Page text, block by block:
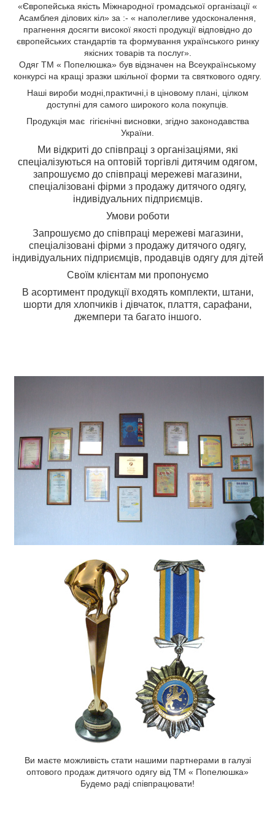
«Європейська якість Міжнародної громадської організації «
Асамблея ділових кіл» за :- « наполегливе удосконалення,
прагнення досягти високої якості продукції відповідно до
європейських стандартів та формування українського ринку
якісних товарів та послуг».
Одяг ТМ « Попелюшка» був відзначен на Всеукраїнському
конкурсі на кращі зразки шкільної форми та святкового одягу.
Наші вироби модні, практичні, ів ціновому плані, цілком
доступні для самого широкого кола покупців.
Продукція має гігієнічні висновки, згідно законодавства
України.
Ми відкриті до співпраці з організаціями, які
спеціалізуються на оптовій торгівлі дитячим одягом,
запрошуємо до співпраці мережеві магазини,
спеціалізовані фірми з продажу дитячого одягу,
індивідуальних підприємців.
Умови роботи
Запрошуємо до співпраці мережеві магазини,
спеціалізовані фірми з продажу дитячого одягу,
індивідуальних підприємців, продавців одягу для дітей
Своїм клієнтам ми пропонуємо
В асортимент продукції входять комплекти, штани,
шорти для хлопчиків і дівчаток, плаття, сарафани,
джемпери та багато іншого.
Ви маєте можливість стати нашими партнерами в галузі
оптового продаж дитячого одягу від ТМ « Попелюшка»
Будемо раді співпрацювати!